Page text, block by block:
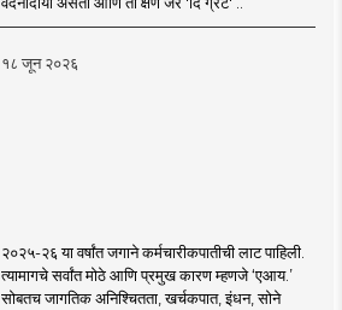
१८ जून २०२६
२०२५-२६ या वर्षांत जगाने कर्मचारीकपातीची लाट पाहिली.
त्यामागचे सर्वांत मोठे आणि प्रमुख कारण म्हणजे ‘एआय.’
सोबतच जागतिक अनिश्चितता, खर्चकपात, इंधन, सोने